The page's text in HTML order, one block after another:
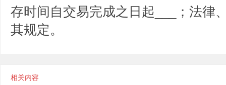
存时间自交易完成之日起___；法律
其规定。
相关内容